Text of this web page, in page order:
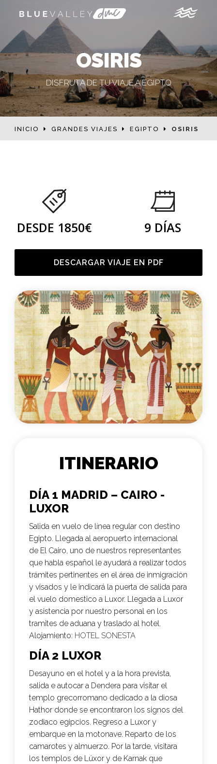
OSIRIS
DISFRUTA DE TU VIAJE A EGIPTO
INICIO GRANDES VIAJES EGIPTO OSIRIS
DESDE 1850€ 9 DÍAS
DESCARGAR VIAJE EN PDF
ITINERARIO
DÍA 1 MADRID – CAIRO -
LUXOR
Salida en vuelo de línea regular con destino
Egipto. Llegada al aeropuerto internacional
de El Cairo, uno de nuestros representantes
que habla español le ayudará a realizar todos
trámites pertinentes en el área de inmigración
y visados y le indicará la puerta de salida para
el vuelo domestico a Luxor. Llegada a Luxor
y asistencia por nuestro personal en los
tramites de aduana y traslado al hotel.
Alojamiento: HOTEL SONESTA
DÍA 2 LUXOR
Desayuno en el hotel y a la hora prevista,
salida e autocar a Dendera para visitar el
templo grecorromano dedicado a la diosa
Hathor donde se encontraron los signos del
zodiaco egipcios. Regreso a Luxor y
embarque en la motonave. Reparto de los
camarotes y almuerzo. Por la tarde, visitara
los templos de Lúxor y de Karnak que